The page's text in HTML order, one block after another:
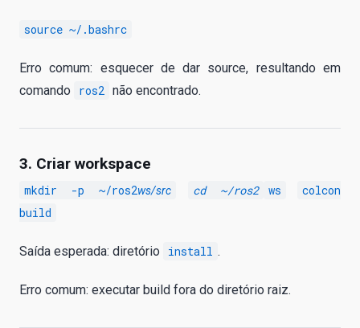
source ~/.bashrc
Erro comum: esquecer de dar source, resultando em
comando ros2 não encontrado.
3. Criar workspace
mkdir -p ~/ros2ws/src cd ~/ros2 ws
colcon
build
Saída esperada: diretório install .
Erro comum: executar build fora do diretório raiz.